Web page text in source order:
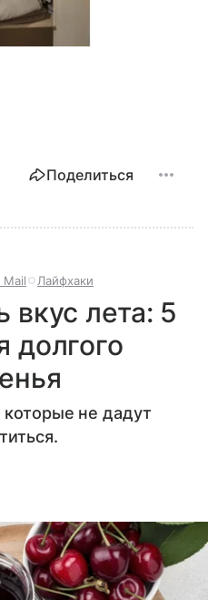
Поделиться
Лайфхаки
вкус лета: 5
долгого
не дадут